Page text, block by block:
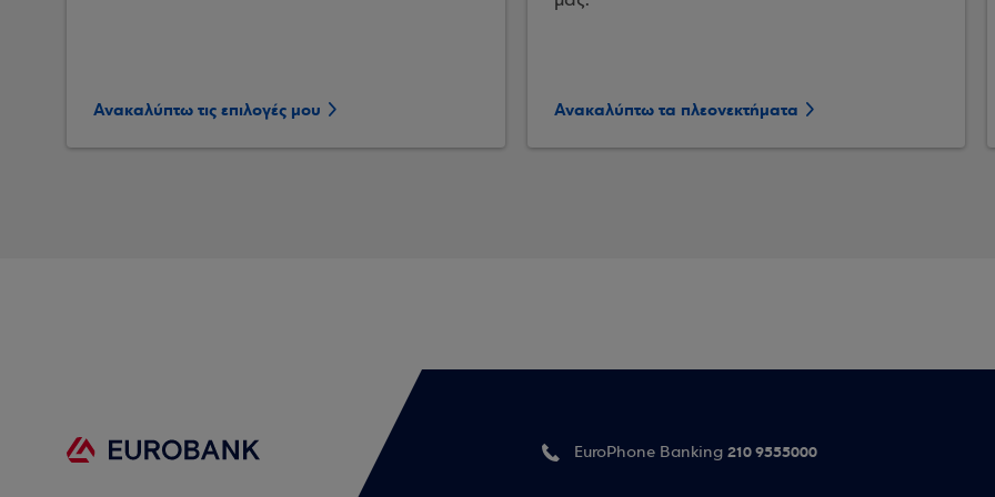
Ανακαλύπτω τις επιλογές μου Ανακαλύπτω τα πλεονεκτήματα
EuroPhone Banking 210 9555000